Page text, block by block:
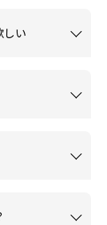
しい